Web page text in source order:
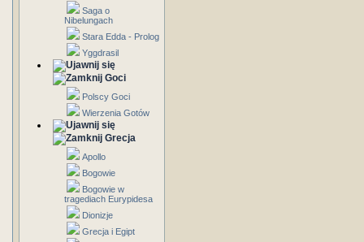
Saga o
Nibelungach
Stara Edda - Prolog
Yggdrasil
Goci
Polscy Goci
Wierzenia Gotów
Grecja
Apollo
Bogowie
Bogowie w
tragediach Eurypidesa
Dionizje
Grecja i Egipt